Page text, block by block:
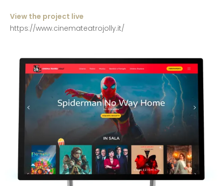
View the project live
https://www.cinemateatrojolly.it/